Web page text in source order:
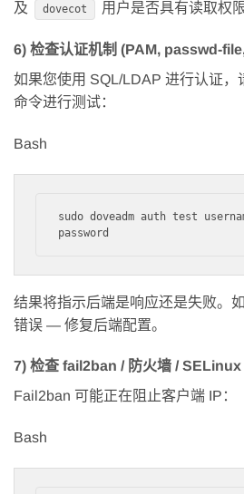
及 dovecot 用户是否具有读取权限
6) 检查认证机制 (PAM, passwd-
如果您使用 SQL/LDAP 进行认证，
命令进行测试：
Bash
sudo doveadm auth test
结果将指示后端是响应还是失败。
错误 — 修复后端配置。
7) 检查 fail2ban / 防火墙 / SELinux
Fail2ban 可能正在阻止客户端 IP：
Bash